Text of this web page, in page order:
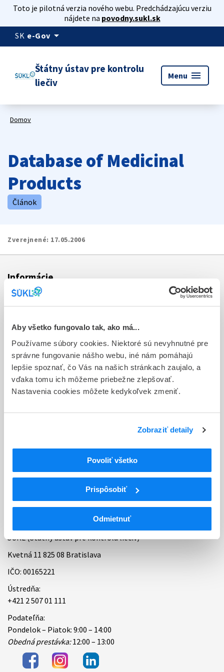
Aby všetko fungovalo tak, ako má...
Používame súbory cookies. Niektoré sú nevyhnutné pre
správne fungovanie nášho webu, iné nám pomáhajú
lepšie spoznať, čo Vás na našich stránkach zaujalo, a
vďaka tomu ich môžeme priebežne zlepšovať.
Nastavenia cookies môžete kedykoľvek zmeniť.
Zobraziť detaily
Povoliť všetko
Prispôsobiť
Odmietnuť
Toto je pilotná verzia nového webu. Predchádzajúcu verziu
nájdete na povodny.sukl.sk
SK e-Gov arrow_drop_down
Štátny ústav pre kontrolu
liečiv
Menu menu
Domov
Database of Medicinal
Products
Článok
Zverejnené: 17.05.2006
Informácie
Aktuality
Dotazník spokojnosti zákazníka
Sťažnosti a petície
Poskytovanie informácií
Ochrana osobných údajov
Úradné hodiny
Kontakt
ŠÚKL (Štátny ústav pre kontrolu liečiv)
Kvetná 11 825 08 Bratislava
IČO: 00165221
Ústredňa:
+421 2 507 01 111
Podateľňa:
Pondelok – Piatok: 9:00 – 14:00
Obedná prestávka:12:00 – 13:00